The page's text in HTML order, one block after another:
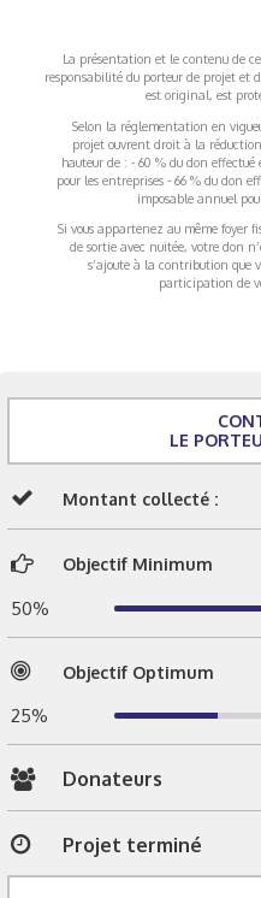
La présentation et le contenu de
responsabilité du porteur de projet et
est original, est
Selon la réglementation en
projet ouvrent droit à la
hauteur de : - 60 % du don
pour les entreprises - 66 % du don
imposable annuel
Si vous appartenez au même foyer
de sortie avec nuitée, votre don
s’ajoute à la contribution que
participation de
LE
Montant collecté :
Objectif Minimum
50%
Objectif Optimum
25%
Donateurs
Projet terminé